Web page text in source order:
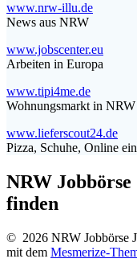
www.nrw-illu.de
News aus NRW
www.jobscenter.eu
Arbeiten in Europa
www.tipi4me.de
Wohnungsmarkt in NRW
www.lieferscout24.de
Pizza, Schuhe, Online
NRW
finden
© 2026 NRW Jobbörse
mit dem Mesmerize-